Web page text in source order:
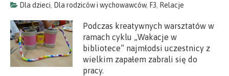
Dla dzieci, Dla rodziców i wychowawców, F3, Relacje
Podczas kreatywnych warsztatów w
ramach cyklu „Wakacje w
bibliotece” najmłodsi uczestnicy z
wielkim zapałem zabrali się do
pracy.